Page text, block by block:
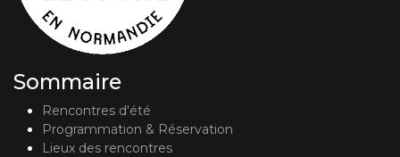
Sommaire
Rencontres d'été
Programmation & Réservation
Lieux des rencontres